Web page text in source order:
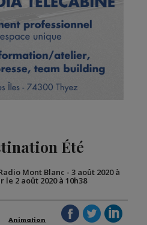
Été
Mont Blanc - 3 août 2020 à
le 2 août 2020 à 10h38
Animation